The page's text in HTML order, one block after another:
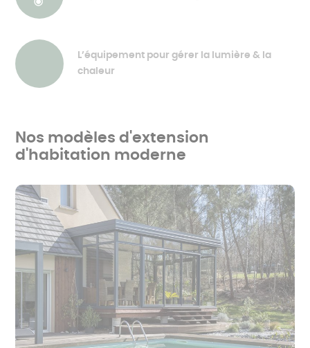
L’équipement pour gérer la lumière & la
chaleur
Nos modèles d'extension
d'habitation moderne